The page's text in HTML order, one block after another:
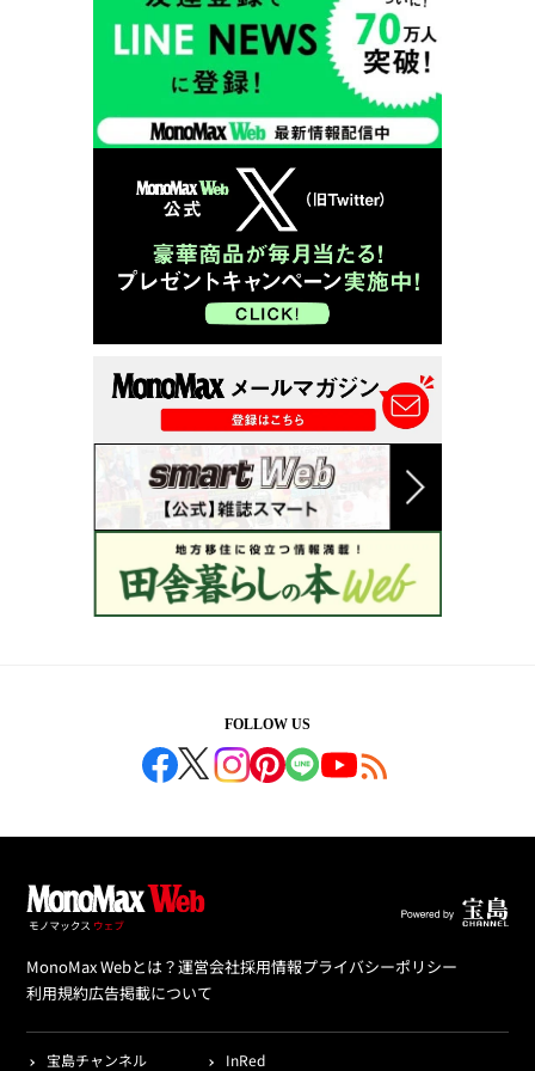
FOLLOW US
MonoMax Webとは？運営会社採用情報プライバシーポリシー
利用規約広告掲載について
宝島チャンネル InRed